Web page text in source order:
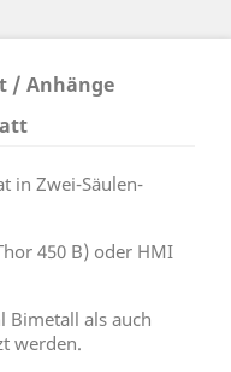
/ Anhänge
in Zwei-Säulen-
450 B) oder HMI
Bimetall als auch
werden.